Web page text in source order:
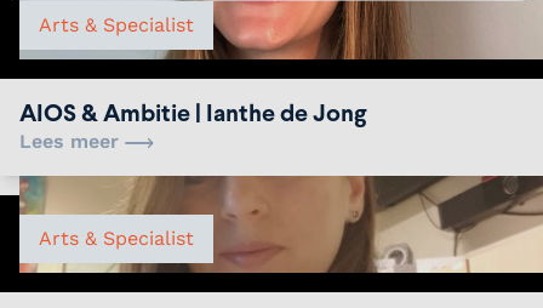
Arts & Specialist
AIOS & Ambitie | Ianthe de Jong
Lees meer
Arts & Specialist